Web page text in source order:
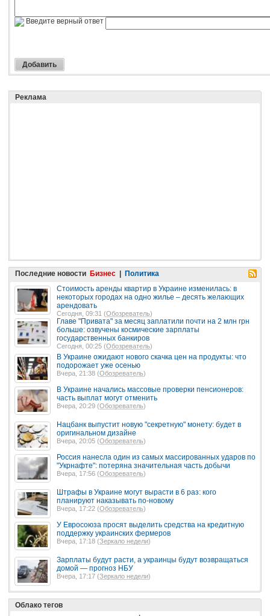
Введите верный ответ
Реклама
Последние новости Бизнес
Политика
Стоимость аренды квартир в Украине изменилась: в
некоторых городах на одно жилье – десять желающих
арендовать
Сегодня, 09:31 (Обозреватель)
Главе "Привата" за месяц заплатили почти на 2 млн грн
больше: озвучены космические зарплаты
государственных банкиров
Сегодня, 00:25 (Обозреватель)
В Украине ожидают нового скачка цен на продукты: что
подорожает уже осенью
Вчера, 21:38 (Обозреватель)
В Украине начались массовые проверки пенсионеров:
часть выплат могут отменить
Вчера, 20:29 (Обозреватель)
Нацбанк выпустит новую "секретную" монету: будет в
оригинальном дизайне
Вчера, 20:05 (Обозреватель)
Россия нанесла один из самых массированных ударов по
"Укрнафте": потеряна значительная часть добычи
Вчера, 17:56 (Обозреватель)
Штрафы в Украине могут вырасти в 6 раз: кого
планируют наказывать по-новому
Вчера, 17:22 (Обозреватель)
У Евросоюза просят выделить средства на кредитную
поддержку украинских фермеров
Вчера, 17:18 (Зеркало недели)
Зарплаты будут расти, а украинцы будут возвращаться
домой — прогноз НБУ
Вчера, 17:17 (Зеркало недели)
Облако тегов